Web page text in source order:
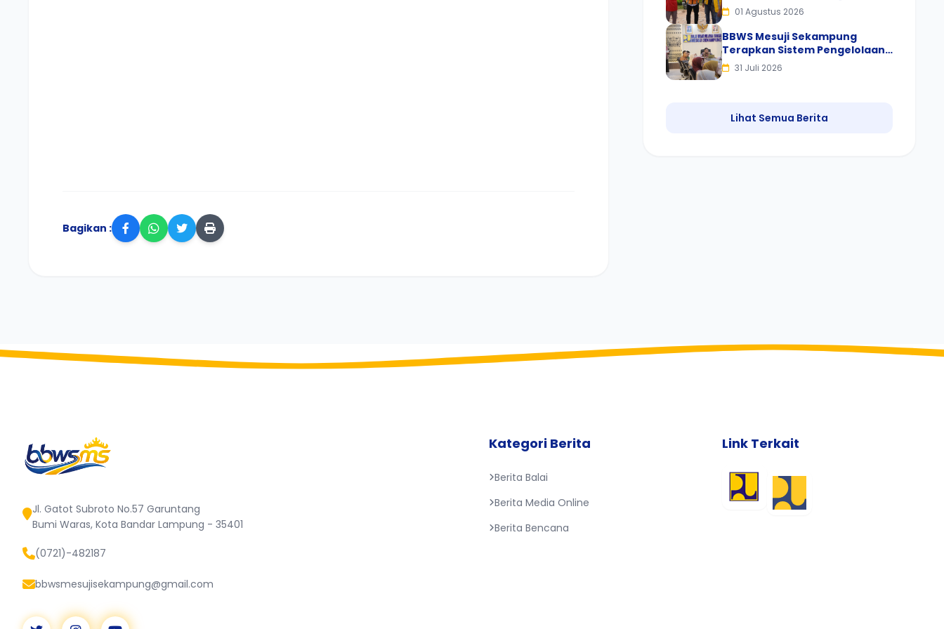
Bagikan :
Inpres Nomor 2 Tahun 2025
oleh Presiden RI
01 Agustus 2026
BBWS Mesuji Sekampung
Terapkan Sistem Pengelolaan
Sampah Terpadu, Dorong
Budaya Pilah Sampah di Kantor
31 Juli 2026
Lihat Semua Berita
Jl. Gatot Subroto No.57 Garuntang
Bumi Waras, Kota Bandar Lampung - 35401
(0721)-482187
bbwsmesujisekampung@gmail.com
Kategori Berita
Berita Balai
Berita Media Online
Berita Bencana
Link Terkait